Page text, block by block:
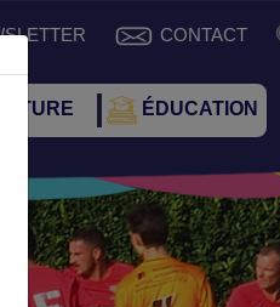
CONTACT
ÉDUCATION